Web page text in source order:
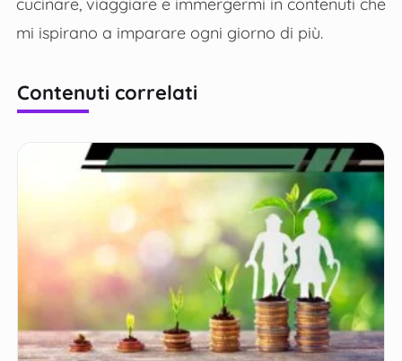
mi ispirano a imparare ogni giorno di più.
Contenuti correlati